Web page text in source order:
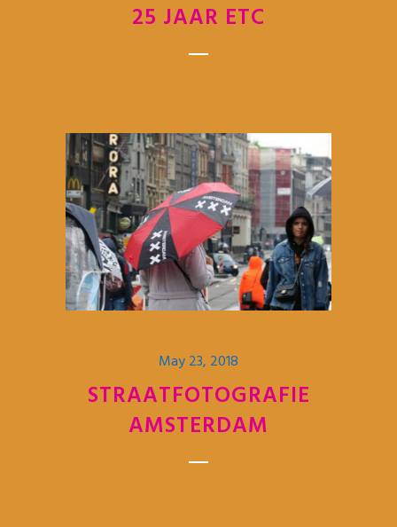
25 JAAR ETC
May 23, 2018
STRAATFOTOGRAFIE
AMSTERDAM